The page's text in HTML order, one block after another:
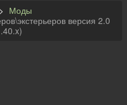
Моды
версия 2.0